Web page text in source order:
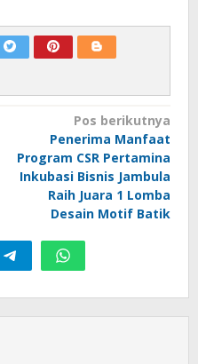
Pos berikutnya
Penerima Manfaat
Program CSR Pertamina
Inkubasi Bisnis Jambula
Raih Juara 1 Lomba
Desain Motif Batik